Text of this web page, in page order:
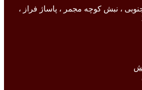
، نبش کوچه مجمر ، پاساژ فراز ،